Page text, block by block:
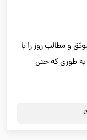
و مطالب روز را با
به طوری که حتی